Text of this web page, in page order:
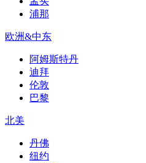
浦那
欧洲&中东
阿姆斯特丹
迪拜
伦敦
巴黎
北美
丹佛
纽约